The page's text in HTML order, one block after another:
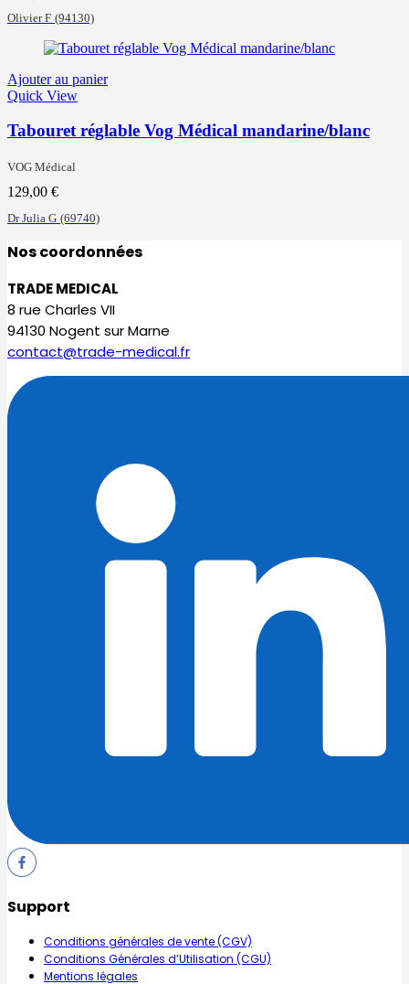
actuel
est :
130,00 €.
était :
530,00 €.
Olivier F (94130)
Ajouter au panier
Quick View
Tabouret réglable Vog Médical mandarine/blanc
VOG Médical
129,00 €
Dr Julia G (69740)
Nos coordonnées
TRADE MEDICAL
8 rue Charles VII
94130 Nogent sur Marne
contact@trade-medical.fr
Support
Conditions générales de vente (CGV)
Conditions Générales d’Utilisation (CGU)
Mentions légales